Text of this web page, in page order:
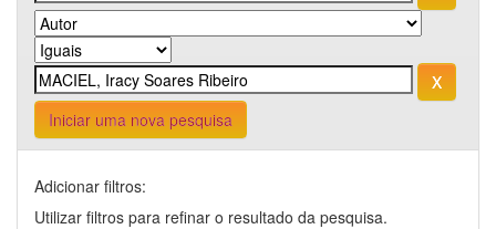
Iniciar uma nova pesquisa
Adicionar filtros:
Utilizar filtros para refinar o resultado da pesquisa.